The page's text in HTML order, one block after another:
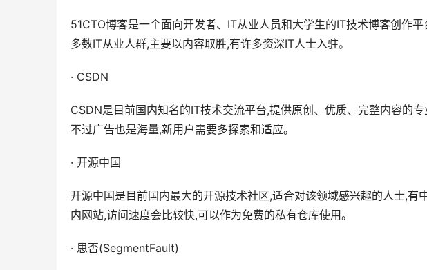
51CTO博客是一个面向开发者、IT从业人员和大学生的IT技术博客创作
多数IT从业人群,主要以内容取胜,有许多资深IT人士入驻。
· CSDN
CSDN是目前国内知名的IT技术交流平台,提供原创、优质、完整内容的
不过广告也是海量,新用户需要多探索和适应。
· 开源中国
开源中国是目前国内最大的开源技术社区,适合对该领域感兴趣的人士,
内网站,访问速度会比较快,可以作为免费的私有仓库使用。
· 思否(SegmentFault)